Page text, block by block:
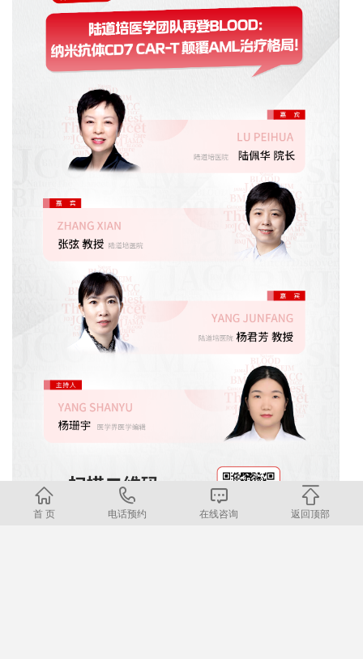
首 页 电话预约 在线咨询 返回顶部